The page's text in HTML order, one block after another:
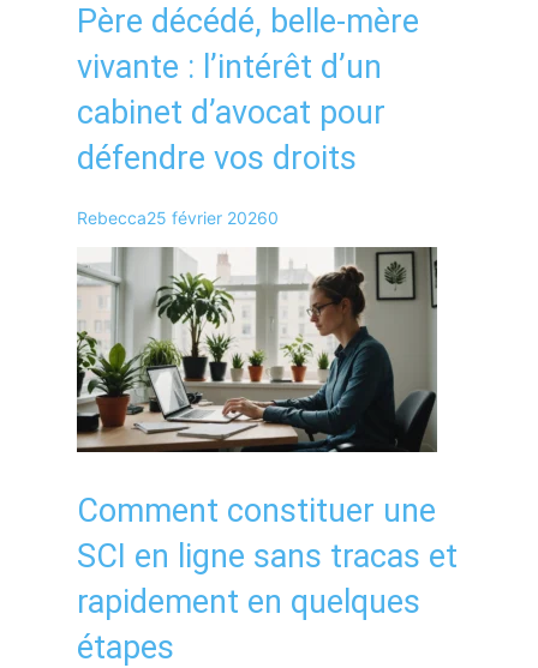
Père décédé, belle-mère
vivante : l’intérêt d’un
cabinet d’avocat pour
défendre vos droits
Rebecca25 février 20260
Comment constituer une
SCI en ligne sans tracas et
rapidement en quelques
étapes